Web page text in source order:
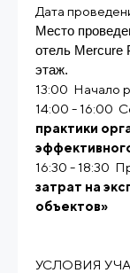
Дата
Место
отель Mercure
этаж.
13:00 Начало
14:00 - 16:00
практики
16:30 - 18:30
затрат на
объектов»
УСЛОВИЯ